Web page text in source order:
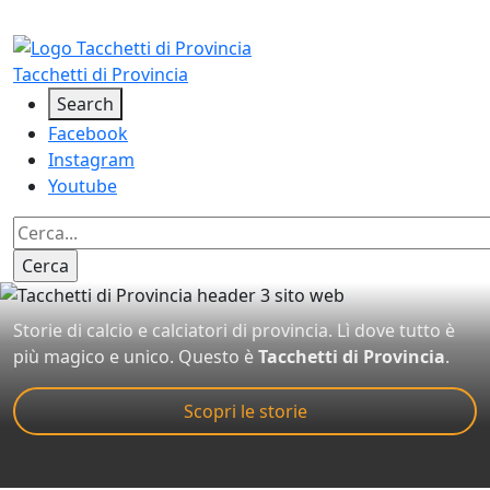
Tacchetti di Provincia
Social
Search
Facebook
Instagram
Youtube
Image
Storie di calcio e calciatori di provincia. Lì dove tutto è
più magico e unico. Questo èTacchetti di Provincia.
Scopri le storie